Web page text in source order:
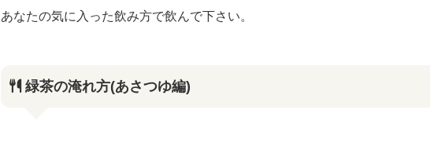
あなたの気に入った飲み方で飲んで下さい。
緑茶の淹れ方(あさつゆ編)